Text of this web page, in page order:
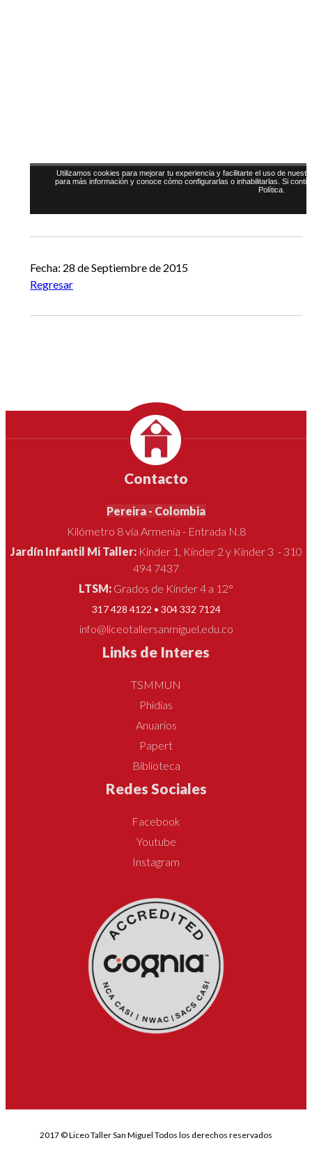
Fecha: 28 de Septiembre de 2015
Regresar
Contacto
Pereira - Colombia
Kilómetro 8 vía Armenia - Entrada N.8
Jardín Infantil Mi Taller: Kínder 1, Kínder 2 y Kínder 3 - 310
494 7437
LTSM: Grados de Kínder 4 a 12°
317 428 4122 • 304 332 7124
info@liceotallersanmiguel.edu.co
Links de Interes
TSMMUN
Phidias
Anuarios
Papert
Biblioteca
Redes Sociales
Facebook
Youtube
Instagram
2017 © Liceo Taller San Miguel Todos los derechos reservados